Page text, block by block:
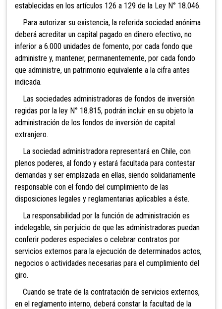
establecidas en los artículos 126 a 129 de la Ley N° 18.046.
Para autorizar su existencia, la referida sociedad anónima
deberá acreditar un capital pagado en dinero efectivo, no
inferior a 6.000 unidades de fomento, por cada fondo que
administre y, mantener, permanentemente, por cada fondo
que administre, un patrimonio equivalente a la cifra antes
indicada.
Las sociedades administradoras de fondos de inversión
regidas por la ley N° 18.815, podrán incluir en su objeto la
administración de los fondos de inversión de capital
extranjero.
La sociedad administradora representará en Chile, con
plenos poderes, al fondo y estará facultada para contestar
demandas y ser emplazada en ellas, siendo solidariamente
responsable con el fondo del cumplimiento de las
disposiciones legales y reglamentarias aplicables a éste.
La responsabilidad por la función de administración es
indelegable, sin perjuicio de que las administradoras puedan
conferir poderes especiales o celebrar contratos por
servicios externos para la ejecución de determinados actos,
negocios o actividades necesarias para el cumplimiento del
giro.
Cuando se trate de la contratación de servicios externos,
en el reglamento interno, deberá constar la facultad de la